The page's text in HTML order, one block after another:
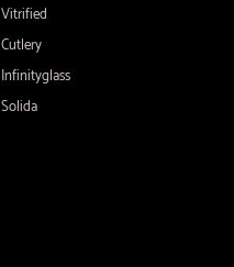
Vitrified
Cutlery
Infinityglass
Solida